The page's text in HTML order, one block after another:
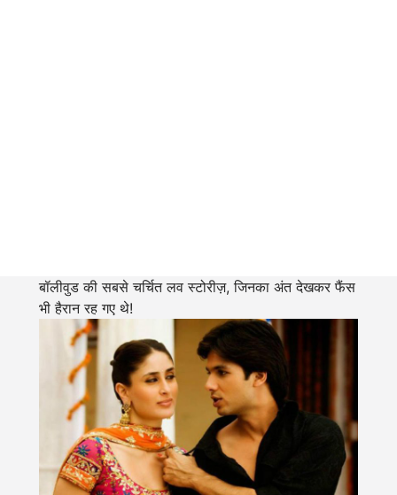
बॉलीवुड की सबसे चर्चित लव स्टोरीज़, जिनका अंत देखकर फैंस
भी हैरान रह गए थे!